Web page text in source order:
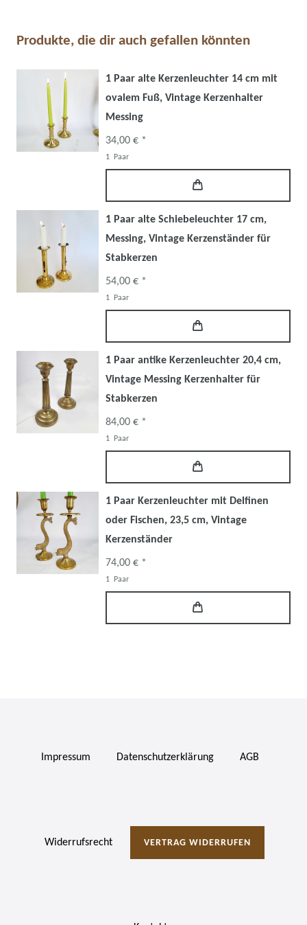
Produkte, die dir auch gefallen könnten
1 Paar alte Kerzenleuchter 14 cm mit
ovalem Fuß, Vintage Kerzenhalter
Messing
34,00 € *
1 Paar
1 Paar alte Schiebeleuchter 17 cm,
Messing, Vintage Kerzenständer für
Stabkerzen
54,00 € *
1 Paar
1 Paar antike Kerzenleuchter 20,4 cm,
Vintage Messing Kerzenhalter für
Stabkerzen
84,00 € *
1 Paar
1 Paar Kerzenleuchter mit Delfinen
oder Fischen, 23,5 cm, Vintage
Kerzenständer
74,00 € *
1 Paar
Impressum Daten­schutz­erklärung AGB
Widerrufs­recht VERTRAG WIDERRUFEN